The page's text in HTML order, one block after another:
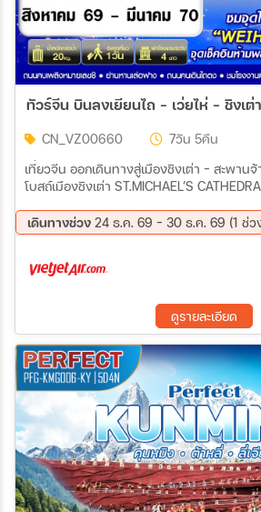
CN_VZ00660 7วัน 5คืน
เที่ยวจีน ออกเดินทางสู่เมืองชิงเต่า – สะพาน
โบสถ์เมืองชิงเต่า ST.MICHAEL’S
ประมงซาจื่อโข่ว – ถนนหลงเจียง – ตรอกปลาเ
STREET – พิพิธภัณฑ์เบียร์ชิงเต่า (ชิมเบียร์ฟรี
เมืองเยียนไถ – ท่าเรือประมงไห่ชาง – ปลาว
เดินทางช่วง 24 ธ.ค. 69 - 30 ธ.ค. 69 (1 ช่ว
ดูรายละเอียด